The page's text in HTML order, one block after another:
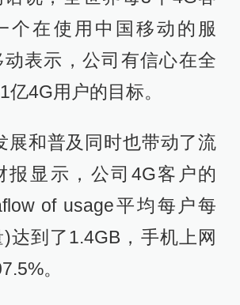
个在使用中国移动的服
表示，公司有信心在全
亿4G用户的目标。
展和普及同时也带动了流
报显示，公司4G客户的
of usage平均每户每
达到了1.4GB，手机上网
。